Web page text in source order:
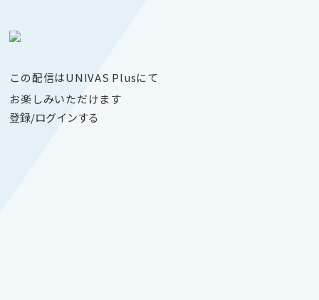
この配信はUNIVAS Plusにて
お楽しみいただけます
登録/ログインする